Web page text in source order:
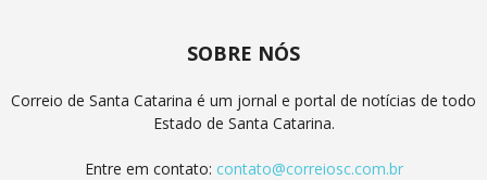
SOBRE NÓS
Correio de Santa Catarina é um jornal e portal de notícias de todo
Estado de Santa Catarina.
Entre em contato: contato@correiosc.com.br